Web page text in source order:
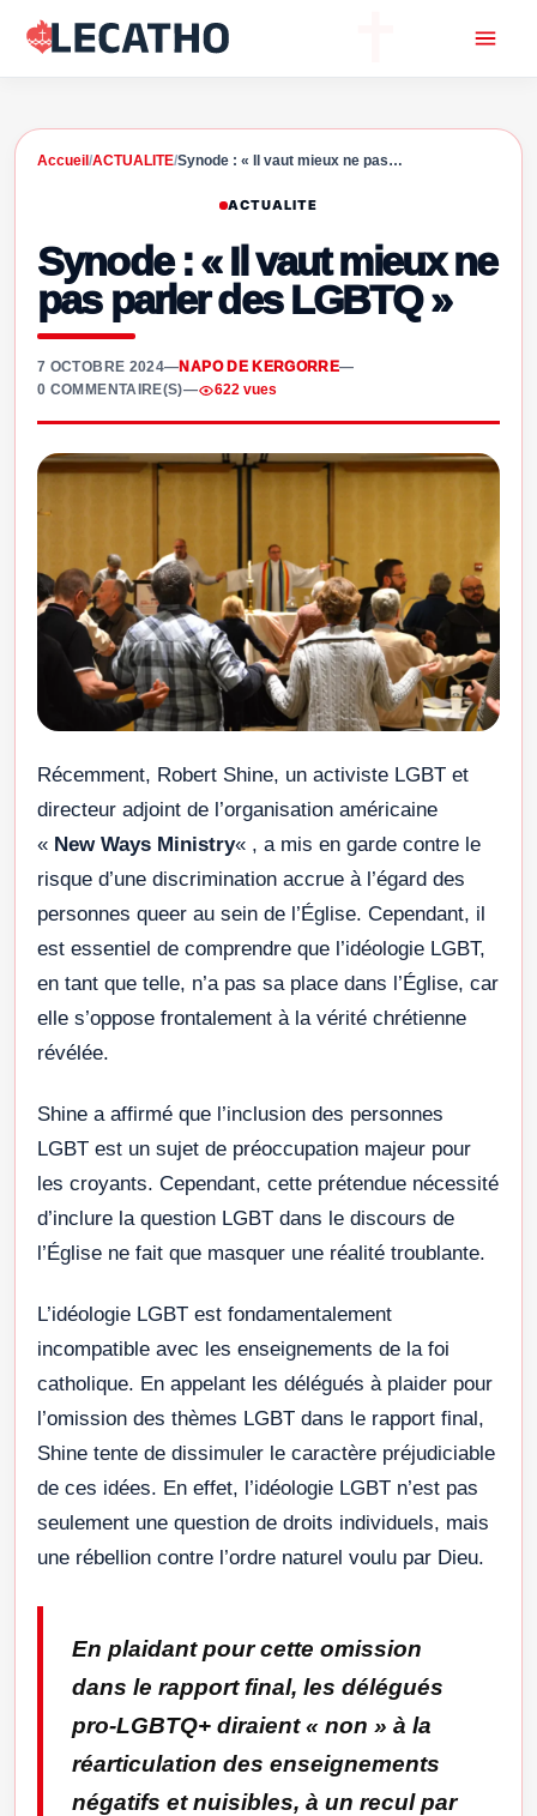
Accueil /ACTUALITE/Synode : « Il vaut mieux ne pas…
ACTUALITE
Synode : « Il vaut mieux ne
pas parler des LGBTQ »
7 OCTOBRE 2024—NAPO DE KERGORRE—
0 COMMENTAIRE(S)— 622 vues
Récemment, Robert Shine, un activiste LGBT et
directeur adjoint de l’organisation américaine
« New Ways Ministry« , a mis en garde contre le
risque d’une discrimination accrue à l’égard des
personnes queer au sein de l’Église. Cependant, il
est essentiel de comprendre que l’idéologie LGBT,
en tant que telle, n’a pas sa place dans l’Église, car
elle s’oppose frontalement à la vérité chrétienne
révélée.
Shine a affirmé que l’inclusion des personnes
LGBT est un sujet de préoccupation majeur pour
les croyants. Cependant, cette prétendue nécessité
d’inclure la question LGBT dans le discours de
l’Église ne fait que masquer une réalité troublante.
L’idéologie LGBT est fondamentalement
incompatible avec les enseignements de la foi
catholique. En appelant les délégués à plaider pour
l’omission des thèmes LGBT dans le rapport final,
Shine tente de dissimuler le caractère préjudiciable
de ces idées. En effet, l’idéologie LGBT n’est pas
seulement une question de droits individuels, mais
une rébellion contre l’ordre naturel voulu par Dieu.
En plaidant pour cette omission
dans le rapport final, les délégués
pro-LGBTQ+ diraient « non » à la
réarticulation des enseignements
négatifs et nuisibles, à un recul par